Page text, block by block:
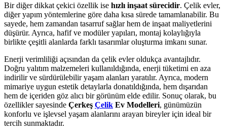
Bir diğer dikkat çekici özellik ise hızlı inşaat sürecidir. Çelik evler,
diğer yapım yöntemlerine göre daha kısa sürede tamamlanabilir. Bu
sayede, hem zamandan tasarruf sağlar hem de inşaat maliyetlerini
düşürür. Ayrıca, hafif ve modüler yapıları, montaj kolaylığıyla
birlikte çeşitli alanlarda farklı tasarımlar oluşturma imkanı sunar.
Enerji verimliliği açısından da çelik evler oldukça avantajlıdır.
Doğru yalıtım malzemeleri kullanıldığında, enerji tüketimi en aza
indirilir ve sürdürülebilir yaşam alanları yaratılır. Ayrıca, modern
mimariye uygun estetik detaylarla donatıldığında, hem dışarıdan
hem de içeriden göz alıcı bir görünüm elde edilir. Sonuç olarak, bu
özellikler sayesinde Çerkeş Çelik Ev Modelleri, günümüzün
konforlu ve işlevsel yaşam alanlarını arayan bireyler için ideal bir
tercih sunmaktadır.